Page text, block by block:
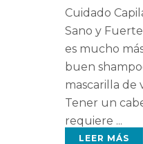
Cuidado
Sano y
es mucho
buen
mascarilla de
Tener un
requiere
LEER MÁS